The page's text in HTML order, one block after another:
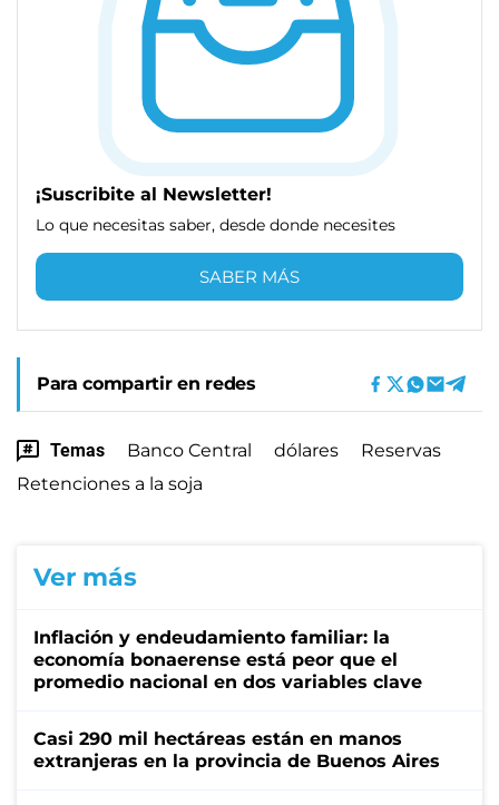
¡Suscribite al Newsletter!
Lo que necesitas saber, desde donde necesites
SABER MÁS
Para compartir en redes
Temas Banco Central dólares
Reservas
Retenciones a la soja
Ver más
Inflación y endeudamiento familiar: la
economía bonaerense está peor que el
promedio nacional en dos variables clave
Casi 290 mil hectáreas están en manos
extranjeras en la provincia de Buenos Aires